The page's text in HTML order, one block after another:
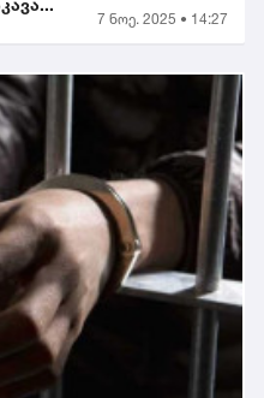
7 ნოე. 2025 • 14:27